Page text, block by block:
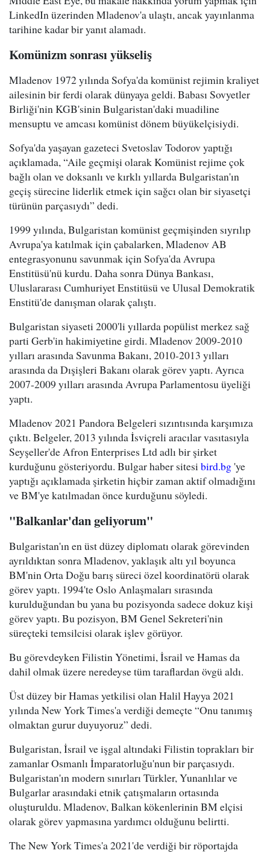
LinkedIn üzerinden Mladenov'a ulaştı, ancak yayınlanma
tarihine kadar bir yanıt alamadı.
Komünizm sonrası yükseliş
Mladenov 1972 yılında Sofya'da komünist rejimin kraliyet
ailesinin bir ferdi olarak dünyaya geldi. Babası Sovyetler
Birliği'nin KGB'sinin Bulgaristan'daki muadiline
mensuptu ve amcası komünist dönem büyükelçisiydi.
Sofya'da yaşayan gazeteci Svetoslav Todorov yaptığı
açıklamada, “Aile geçmişi olarak Komünist rejime çok
bağlı olan ve doksanlı ve kırklı yıllarda Bulgaristan'ın
geçiş sürecine liderlik etmek için sağcı olan bir siyasetçi
türünün parçasıydı” dedi.
1999 yılında, Bulgaristan komünist geçmişinden sıyrılıp
Avrupa'ya katılmak için çabalarken, Mladenov AB
entegrasyonunu savunmak için Sofya'da Avrupa
Enstitüsü'nü kurdu. Daha sonra Dünya Bankası,
Uluslararası Cumhuriyet Enstitüsü ve Ulusal Demokratik
Enstitü'de danışman olarak çalıştı.
Bulgaristan siyaseti 2000'li yıllarda popülist merkez sağ
parti Gerb'in hakimiyetine girdi. Mladenov 2009-2010
yılları arasında Savunma Bakanı, 2010-2013 yılları
arasında da Dışişleri Bakanı olarak görev yaptı. Ayrıca
2007-2009 yılları arasında Avrupa Parlamentosu üyeliği
yaptı.
Mladenov 2021 Pandora Belgeleri sızıntısında karşımıza
çıktı. Belgeler, 2013 yılında İsviçreli aracılar vasıtasıyla
Seyşeller'de Afron Enterprises Ltd adlı bir şirket
kurduğunu gösteriyordu. Bulgar haber sitesibird.bg 'ye
yaptığı açıklamada şirketin hiçbir zaman aktif olmadığını
ve BM'ye katılmadan önce kurduğunu söyledi.
"Balkanlar'dan geliyorum"
Bulgaristan'ın en üst düzey diplomatı olarak görevinden
ayrıldıktan sonra Mladenov, yaklaşık altı yıl boyunca
BM'nin Orta Doğu barış süreci özel koordinatörü olarak
görev yaptı. 1994'te Oslo Anlaşmaları sırasında
kurulduğundan bu yana bu pozisyonda sadece dokuz kişi
görev yaptı. Bu pozisyon, BM Genel Sekreteri'nin
süreçteki temsilcisi olarak işlev görüyor.
Bu görevdeyken Filistin Yönetimi, İsrail ve Hamas da
dahil olmak üzere neredeyse tüm taraflardan övgü aldı.
Üst düzey bir Hamas yetkilisi olan Halil Hayya 2021
yılında New York Times'a verdiği demeçte “Onu tanımış
olmaktan gurur duyuyoruz” dedi.
Bulgaristan, İsrail ve işgal altındaki Filistin toprakları bir
zamanlar Osmanlı İmparatorluğu'nun bir parçasıydı.
Bulgaristan'ın modern sınırları Türkler, Yunanlılar ve
Bulgarlar arasındaki etnik çatışmaların ortasında
oluşturuldu. Mladenov, Balkan kökenlerinin BM elçisi
olarak görev yapmasına yardımcı olduğunu belirtti.
The New York Times'a 2021'de verdiği bir röportajda